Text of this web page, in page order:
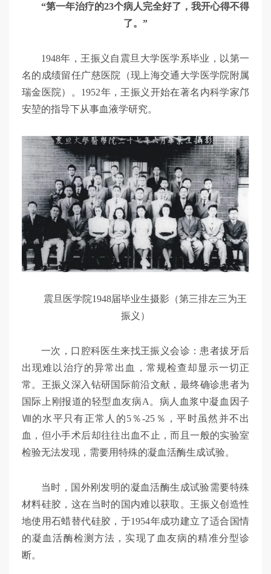
“第一年治疗的23个病人完全好了，我开心得不得
了。”
1948年，王振义自震旦大学医学系毕业，以第一
名的成绩留任广慈医院（现上海交通大学医学院附属
瑞金医院）。1952年，王振义开始在著名内科学家邝
安堃的指导下从事血液学研究。
震旦医学院1948届毕业生摄影（第三排左三为王
振义）
一次，口腔科医生来找王振义会诊：患者拔牙后
出现难以治疗的异常出血，常规检查却显示一切正
常。王振义深入钻研国际前沿文献，最终确诊患者为
国际上刚报道的轻型血友病A。病人血浆中凝血因子
Ⅷ的水平只有正常人的5％-25％，平时虽然并不出
血，但小手术后却往往出血不止，而且一般的实验室
检验无法发现，需要用特殊的凝血活酶生成试验。
当时，国外刚发明的凝血活酶生成试验需要特殊
材料硅胶，这在当时的国内难以获取。王振义创造性
地使用石蜡替代硅胶，于1954年成功建立了适合国情
的凝血活酶检测方法，实现了血友病的精准分型诊
断。